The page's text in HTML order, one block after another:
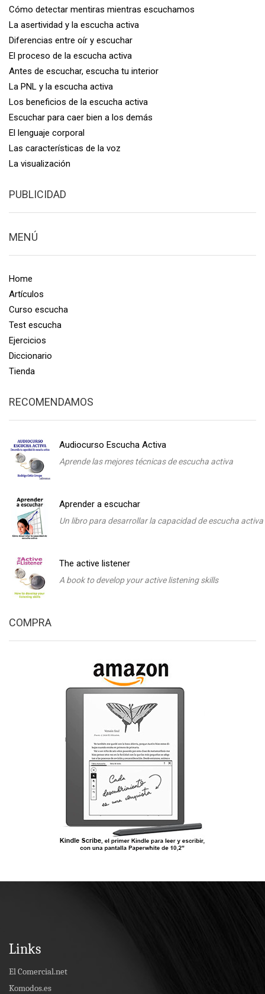
Cómo detectar mentiras mientras escuchamos
La asertividad y la escucha activa
Diferencias entre oír y escuchar
El proceso de la escucha activa
Antes de escuchar, escucha tu interior
La PNL y la escucha activa
Los beneficios de la escucha activa
Escuchar para caer bien a los demás
El lenguaje corporal
Las características de la voz
La visualización
PUBLICIDAD
MENÚ
Home
Artículos
Curso escucha
Test escucha
Ejercicios
Diccionario
Tienda
RECOMENDAMOS
Audiocurso Escucha Activa
Aprende las mejores técnicas de escucha activa
Aprender a escuchar
Un libro para desarrollar la capacidad de escucha activa
The active listener
A book to develop your active listening skills
COMPRA
Links
El Comercial.net
Komodos.es